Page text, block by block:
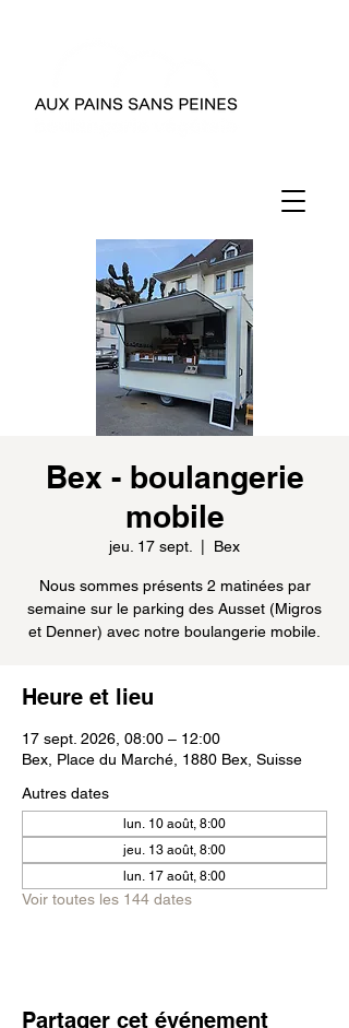
Bex - boulangerie
mobile
jeu. 17 sept. Bex
Nous sommes présents 2 matinées par
semaine sur le parking des Ausset (Migros
et Denner) avec notre boulangerie mobile.
Heure et lieu
17 sept. 2026, 08:00 – 12:00
Bex, Place du Marché, 1880 Bex, Suisse
Autres dates
lun. 10 août, 8:00
jeu. 13 août, 8:00
lun. 17 août, 8:00
Voir toutes les 144 dates
Partager cet événement